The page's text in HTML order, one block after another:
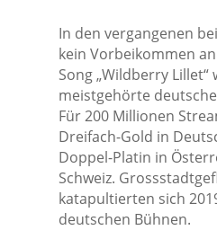
In den vergangenen
kein Vorbeikommen
Song „Wildberry Lillet“
meistgehörte
Für 200 Millionen
Dreifach-Gold in
Doppel-Platin in
Schweiz.
katapultierten sich
deutschen Bühnen.